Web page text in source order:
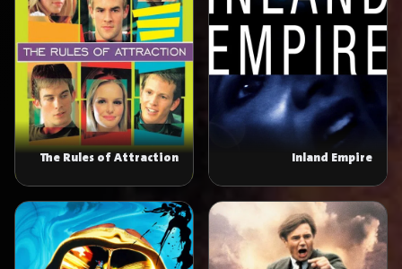
Inland Empire
The Rules of Attraction